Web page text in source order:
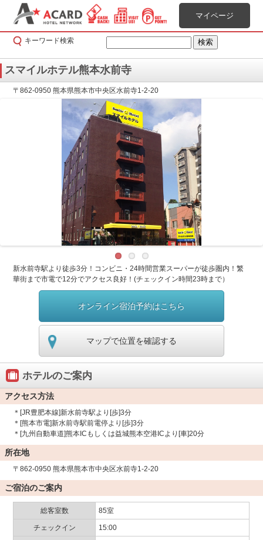
マイページ
キーワード検索
スマイルホテル熊本水前寺
〒862-0950 熊本県熊本市中央区水前寺1-2-20
新水前寺駅より徒歩3分！コンビニ・24時間営業スーパーが徒歩圏内！繁
華街まで市電で12分でアクセス良好！(チェックイン時間23時まで）
オンライン宿泊予約はこちら
マップで位置を確認する
ホテルのご案内
アクセス方法
＊[JR豊肥本線]新水前寺駅より[歩]3分
＊[熊本市電]新水前寺駅前電停より[歩]3分
＊[九州自動車道]熊本ICもしくは益城熊本空港ICより[車]20分
所在地
〒862-0950 熊本県熊本市中央区水前寺1-2-20
ご宿泊のご案内
総客室数 85室
チェックイン 15:00